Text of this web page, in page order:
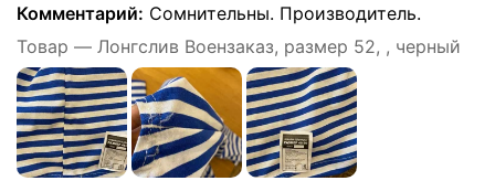
Комментарий: Сомнительны. Производитель.
Товар — Лонгслив Воензаказ, размер 52, , черный